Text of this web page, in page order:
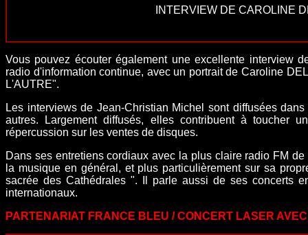
INTERVIEW DE CAROLINE
Vous pouvez écouter également une excellente interview
radio d'informationcontinue, avec un portrait de Caroline
L'AUTRE".
Les interviews de Jean-Christian Michel sont diffusées
autres. Largement diffusés, elles contribuent à
répercussion sur les ventes de disques.
Dans ses entretiens cordiaux avec la plus claire radio FM
la musique en général, et plus particulièrement sur sa
sacrée des Cathédrales ". Il parle aussi de ses concerts
internationaux.
PARTENARIAT FRANCE BLEU / CONCERT LASER